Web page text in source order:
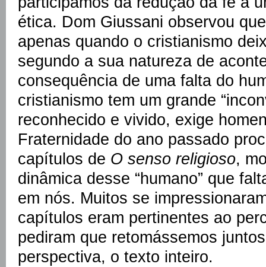
ética. Dom Giussani observou
apenas quando o cristianismo
segundo a sua natureza de
consequência de uma falta do
cristianismo tem um grande
reconhecido e vivido, exige
Fraternidade do ano passado
capítulos de O senso religioso,
dinâmica desse “humano” que
em nós. Muitos se
capítulos eram pertinentes ao
pediram que retomássemos
perspectiva, o texto inteiro.